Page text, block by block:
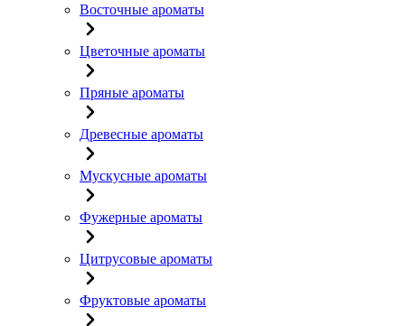
Восточные ароматы
Цветочные ароматы
Пряные ароматы
Древесные ароматы
Мускусные ароматы
Фужерные ароматы
Цитрусовые ароматы
Фруктовые ароматы